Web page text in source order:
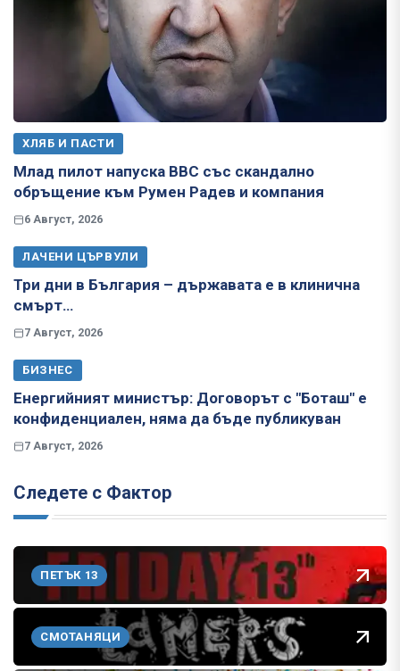
ХЛЯБ И ПАСТИ
Млад пилот напуска ВВС със скандално
обръщение към Румен Радев и компания
6 Август, 2026
ЛАЧЕНИ ЦЪРВУЛИ
Три дни в България – държавата е в клинична
смърт…
7 Август, 2026
БИЗНЕС
Енергийният министър: Договорът с "Боташ" е
конфиденциален, няма да бъде публикуван
7 Август, 2026
Следете с Фактор
ПЕТЪК 13
СМОТАНЯЦИ